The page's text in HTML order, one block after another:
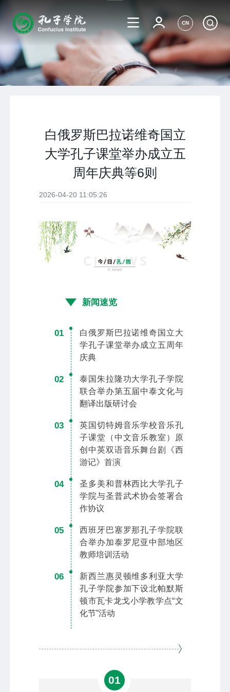
CN
白俄罗斯巴拉诺维奇国立
大学孔子课堂举办成立五
周年庆典等6则
2026-04-20 11:05:26
新闻速览
01
白俄罗斯巴拉诺维奇国立大
学孔子课堂举办成立五周年
庆典
02
泰国朱拉隆功大学孔子学院
联合举办第五届中泰文化与
翻译出版研讨会
03
英国切特姆音乐学校音乐孔
子课堂（中文音乐教室）原
创中英双语音乐舞台剧《西
游记》首演
04
圣多美和普林西比大学孔子
学院与圣普武术协会签署合
作协议
05
西班牙巴塞罗那孔子学院联
合举办加泰罗尼亚中部地区
教师培训活动
06
新西兰惠灵顿维多利亚大学
孔子学院参加下设北帕默斯
顿市瓦卡龙戈小学教学点“文
化节”活动
01